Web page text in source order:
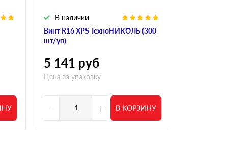
Винт R16 XPS ТехноНИКОЛЬ (300
шт/уп)
В наличии
5 141 руб
Цена за упаковку
- + В КОРЗИНУ